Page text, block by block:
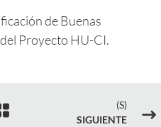
de Buenas
Proyecto HU-CI.
(S)
SIGUIENTE
$